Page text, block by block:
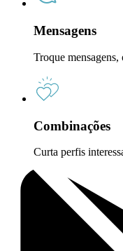
Mensagens
Troque mensagens,
Combinações
Curta perfis